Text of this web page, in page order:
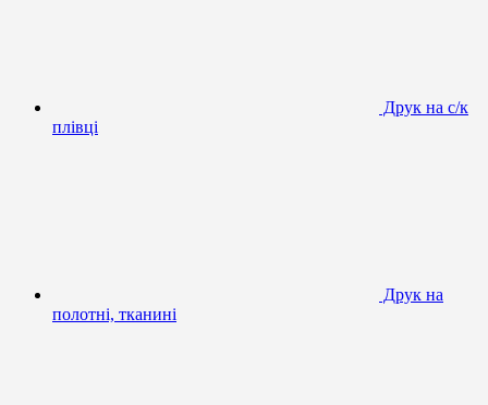
Друк на с/к
плівці
Друк на
полотні, тканині